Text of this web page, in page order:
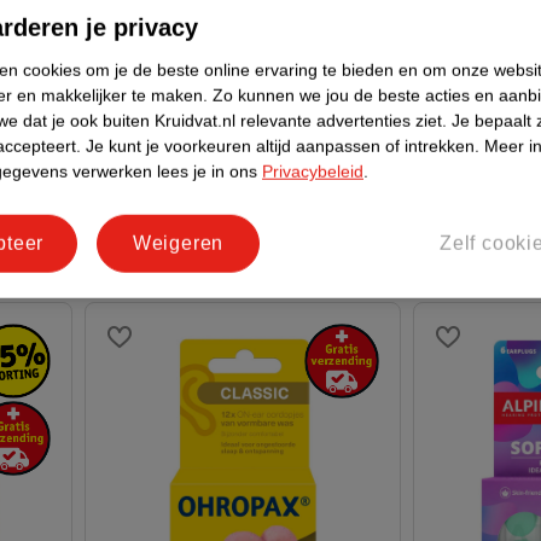
Alpine SleepDeep Multisize
Oordoppen
3 paar
19.
99 14.
99
Alpine
13.
95 10
je privacy
cookies om je de beste online ervaring te bieden en om onze
en makkelijker te maken. Zo kunnen we jou de beste acties en
dat je ook buiten Kruidvat.nl relevante advertenties ziet. Je bepaalt
Je kunt je voorkeuren altijd aanpassen of intrekken. Meer
verwerken lees je in ons Privacybeleid.
Zelf
Weigeren